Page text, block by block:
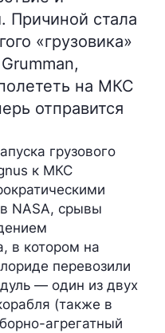
Причиной стала
«грузовика»
на МКС
отправится
грузового
к МКС
NASA, срывы
в котором на
перевозили
— один из двух
(также в
агрегатный